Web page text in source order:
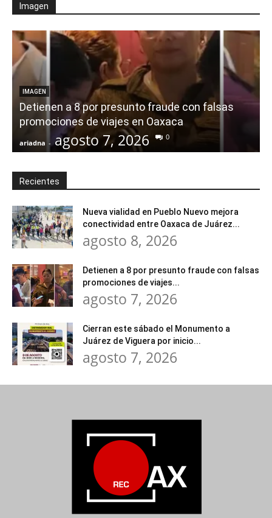
Imagen
IMAGEN
Detienen a 8 por presunto fraude con falsas
promociones de viajes en Oaxaca
ariadna - agosto 7, 2026 0
Recientes
Nueva vialidad en Pueblo Nuevo mejora
conectividad entre Oaxaca de Juárez...
agosto 8, 2026
Detienen a 8 por presunto fraude con falsas
promociones de viajes...
agosto 7, 2026
Cierran este sábado el Monumento a
Juárez de Viguera por inicio...
agosto 7, 2026